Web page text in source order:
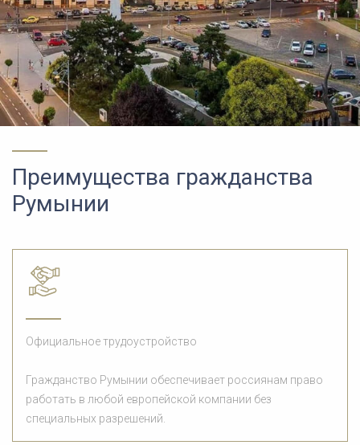
Преимущества гражданства
Румынии
Официальное трудоустройство
Гражданство Румынии обеспечивает россиянам право
работать в любой европейской компании без
специальных разрешений.